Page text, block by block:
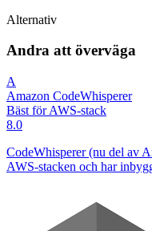
Alternativ
Andra att överväga
A
Amazon CodeWhisperer
Bäst för AWS-stack
8.0
CodeWhisperer (nu del av
AWS-stacken och har